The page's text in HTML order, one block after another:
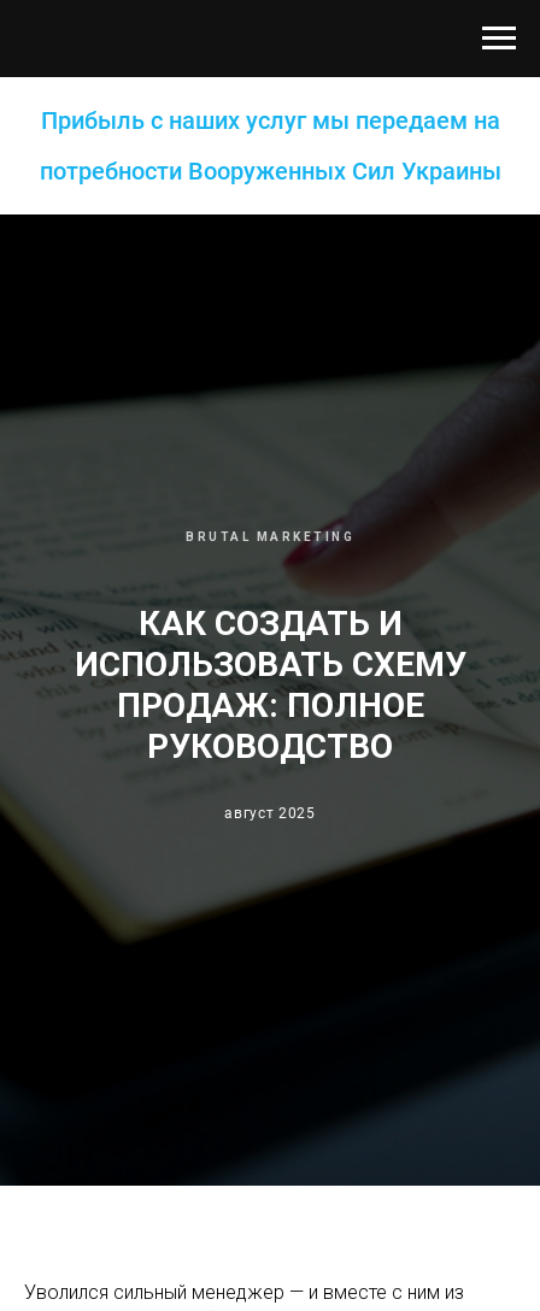
Прибыль с наших услуг мы передаем на
потребности Вооруженных Сил Украины
BRUTAL MARKETING
КАК СОЗДАТЬ И
ИСПОЛЬЗОВАТЬ СХЕМУ
ПРОДАЖ: ПОЛНОЕ
РУКОВОДСТВО
август 2025
Уволился сильный менеджер — и вместе с ним из